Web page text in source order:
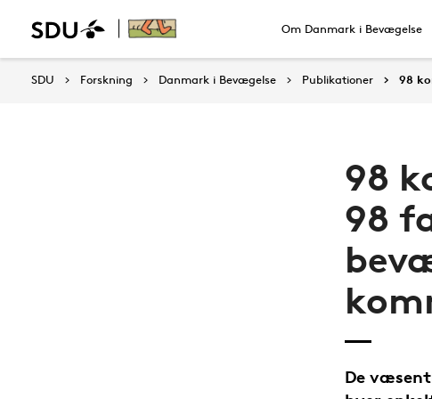
Om Danmark i Bevægelse
SDU Forskning Danmark i Bevægelse Publikationer 98
98
98
De